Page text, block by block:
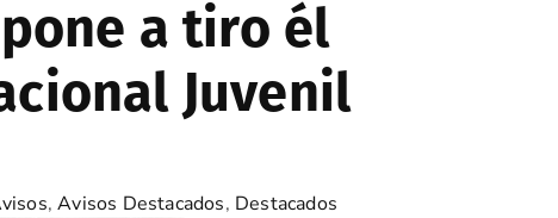
a tiro él
Juvenil
,Avisos Destacados, Destacados